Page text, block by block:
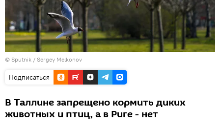
© Sputnik / Sergey Melkonov
Подписаться
В Таллине запрещено кормить диких
животных и птиц, а в Риге - нет